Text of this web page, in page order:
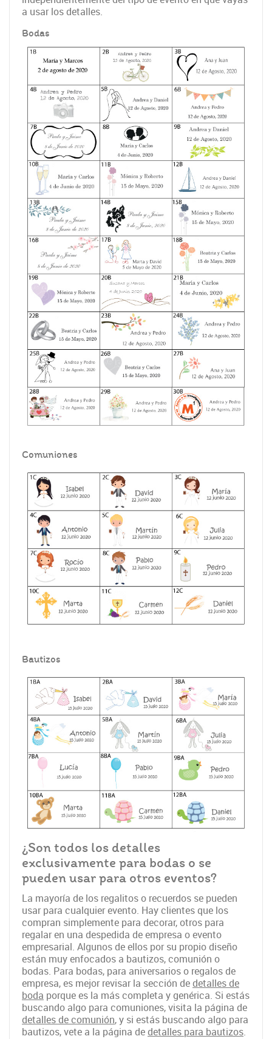
a usar los detalles.
Bodas
Comuniones
Bautizos
¿Son todos los detalles
exclusivamente para bodas o se
pueden usar para otros eventos?
La mayoría de los regalitos o recuerdos se pueden
usar para cualquier evento. Hay clientes que los
compran simplemente para decorar, otros para
regalar en una despedida de empresa o evento
empresarial. Algunos de ellos por su propio diseño
están muy enfocados a bautizos, comunión o
bodas. Para bodas, para aniversarios o regalos de
empresa, es mejor revisar la sección dedetalles de
boda porque es la más completa y genérica. Si estás
buscando algo para comuniones, visita la página de
detalles de comunión, y si estás buscando algo para
bautizos, vete a la página dedetalles para bautizos.